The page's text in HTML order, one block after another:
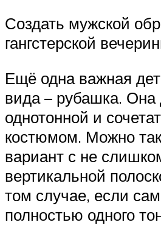
Создать мужской
гангстерской
Ещё одна важная
вида – рубашка.
однотонной и
костюмом. Можно
вариант с не
вертикальной
том случае, если
полностью одного